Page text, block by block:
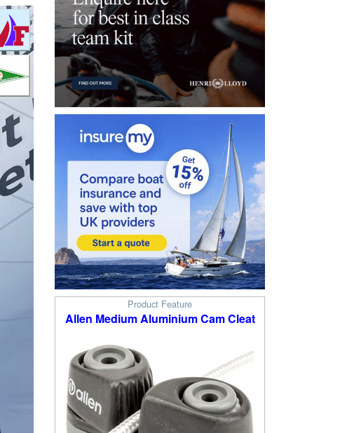
Product Feature
Allen Medium Aluminium Cam Cleat